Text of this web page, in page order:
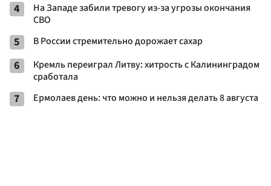
4
На Западе забили тревогу из-за угрозы окончания
СВО
5 В России стремительно дорожает сахар
6
Кремль переиграл Литву: хитрость с Калининградом
сработала
7 Ермолаев день: что можно и нельзя делать 8 августа